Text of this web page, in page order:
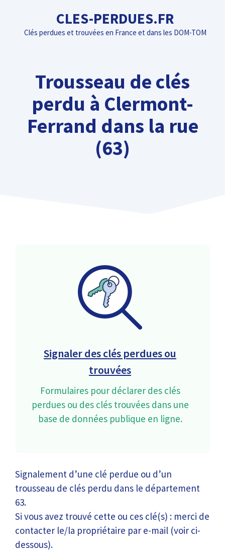
contenu
CLES-PERDUES.FR
Clés perdues et trouvées en France et dans les DOM-TOM
Trousseau de clés
perdu à Clermont-
Ferrand dans la rue
(63)
Signaler des clés perdues ou
trouvées
Formulaires pour déclarer des clés
perdues ou des clés trouvées dans une
base de données publique en ligne.
Signalement d’une clé perdue ou d’un
trousseau de clés perdu dans le département
63.
Si vous avez trouvé cette ou ces clé(s) : merci de
contacter le/la propriétaire par e-mail (voir ci-
dessous).